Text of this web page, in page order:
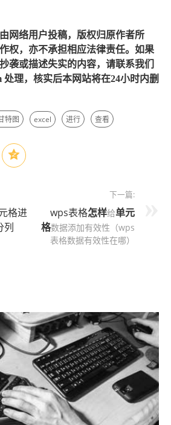
网络用户投稿，版权归原作者所
权，亦不承担相应法律责任。如果
袭或描述失实的内容，请联系我们
处理，核实后本网站将在24小时内删
特图 excel 进行 查看
格进
列
下一篇:
wps表格怎样给单元
格数据添加有效性（wps
表格数据有效性在哪）